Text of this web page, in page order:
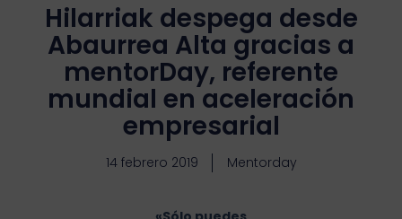
Hilarriak despega desde
Abaurrea Alta gracias a
mentorDay, referente
mundial en aceleración
empresarial
14 febrero 2019 Mentorday